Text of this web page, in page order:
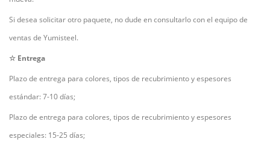
Si desea solicitar otro paquete, no dude en consultarlo con el equipo de
ventas de Yumisteel.
☆ Entrega
Plazo de entrega para colores, tipos de recubrimiento y espesores
estándar: 7-10 días;
Plazo de entrega para colores, tipos de recubrimiento y espesores
especiales: 15-25 días;